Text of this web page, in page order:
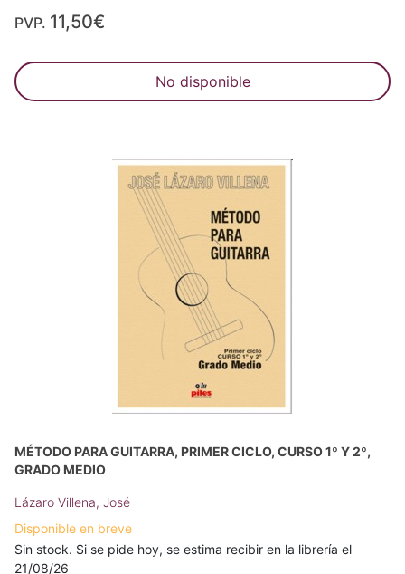
PVP. 11,50€
No disponible
MÉTODO PARA GUITARRA, PRIMER CICLO, CURSO 1º Y 2º,
GRADO MEDIO
Lázaro Villena, José
Disponible en breve
Sin stock. Si se pide hoy, se estima recibir en la librería el
21/08/26